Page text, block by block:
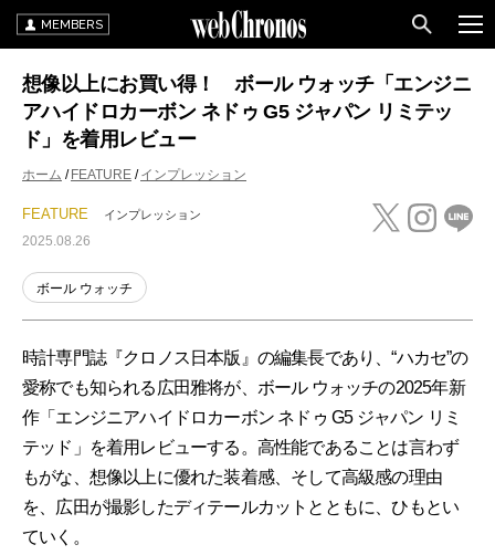
MEMBERS
想像以上にお買い得！ ボール ウォッチ「エンジニ
アハイドロカーボン ネドゥ G5 ジャパン リミテッ
ド」を着用レビュー
ホーム FEATURE インプレッション
FEATURE インプレッション
2025.08.26
ボール ウォッチ
時計専門誌『クロノス日本版』の編集長であり、“ハカセ”の
愛称でも知られる広田雅将が、ボール ウォッチの2025年新
作「エンジニアハイドロカーボン ネドゥ G5 ジャパン リミ
テッド」を着用レビューする。高性能であることは言わず
もがな、想像以上に優れた装着感、そして高級感の理由
を、広田が撮影したディテールカットとともに、ひもとい
ていく。